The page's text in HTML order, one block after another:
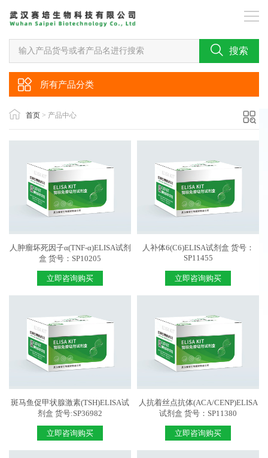
搜索
所有产品分类
首页 > 产品中心
人肿瘤坏死因子α(TNF-α)ELISA试剂
盒 货号：SP10205
立即咨询购买
人补体6(C6)ELISA试剂盒 货号：
SP11455
立即咨询购买
斑马鱼促甲状腺激素(TSH)ELISA试
剂盒 货号:SP36982
立即咨询购买
人抗着丝点抗体(ACA/CENP)ELISA
试剂盒 货号：SP11380
立即咨询购买